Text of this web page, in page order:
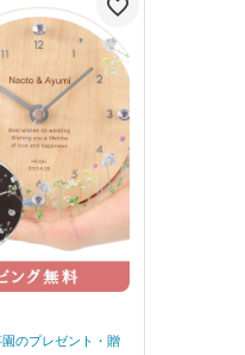
のプレゼント・贈